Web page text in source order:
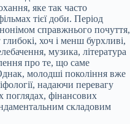
яке так часто
тієї доби. Період
справжнього почуття,
хоч і менш бурхливі,
музика, література
про те, що саме
молодші покоління вже
надаючи перевагу
поглядах, фінансових
складовим